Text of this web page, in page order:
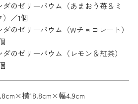
ダのゼリーバウム（あまおう苺＆ミ
）／1個
ダのゼリーバウム（Wチョコレート）
ダのゼリーバウム（レモン＆紅茶）
横18.8cm×幅4.9cm